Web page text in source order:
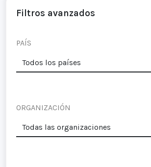
Filtros avanzados
PAÍS
ORGANIZACIÓN